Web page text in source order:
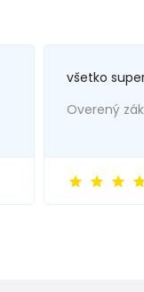
všetko
Overený